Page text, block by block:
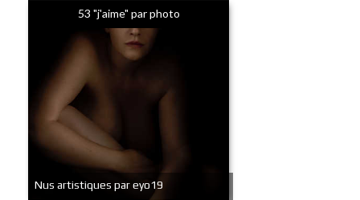
53 "j'aime" par photo
Nus artistiques par eyo19